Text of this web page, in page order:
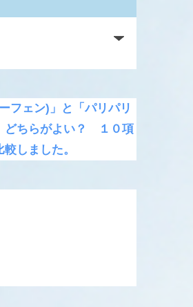
フェン)」と「パリパリ
ちらがよい？ １０項
しました。